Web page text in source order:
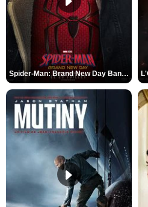
Spider-Man: Brand New Day Bande-annonce VO STFR